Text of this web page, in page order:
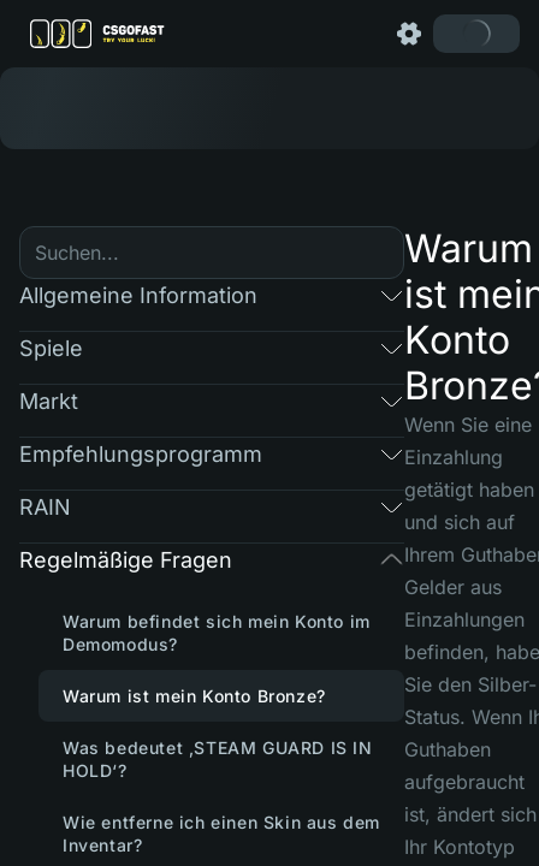
Allgemeine Information
Spiele
Markt
Empfehlungsprogramm
RAIN
Regelmäßige Fragen
Warum befindet sich mein Konto im
Demomodus?
Warum ist mein Konto Bronze?
Was bedeutet ‚STEAM GUARD IS IN
HOLD‘?
Wie entferne ich einen Skin aus dem
Inventar?
Warum
ist
Konto
Wenn Sie eine
Einzahlung
getätigt haben
und sich auf
Ihrem
Gelder aus
Einzahlungen
befinden,
Sie den Silber-
Status. Wenn
Guthaben
aufgebraucht
ist, ändert sich
Ihr Kontotyp